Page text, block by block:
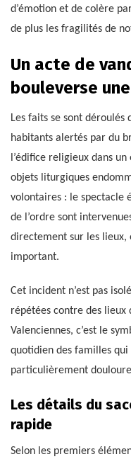
d’émotion et de colère
de plus les fragilités de
Un acte de
bouleverse
Les faits se sont
habitants alertés par du
l’édifice religieux dans
objets liturgiques
volontaires : le spectacle
de l’ordre sont
directement sur les lieux,
important.
Cet incident n’est pas
répétées contre des lieux
Valenciennes, c’est le
quotidien des familles qui
particulièrement
Les détails du
rapide
Selon les premiers